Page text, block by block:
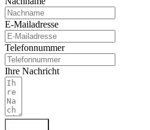
E-Mailadresse
Telefonnummer
Ihre Nachricht